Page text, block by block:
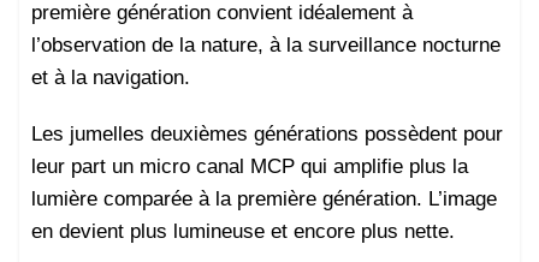
première génération convient idéalement à
l’observation de la nature, à la surveillance nocturne
et à la navigation.
Les jumelles deuxièmes générations possèdent pour
leur part un micro canal MCP qui amplifie plus la
lumière comparée à la première génération. L’image
en devient plus lumineuse et encore plus nette.